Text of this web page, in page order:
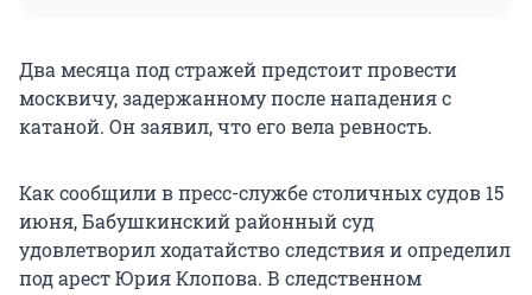
Два месяца под стражей предстоит провести
москвичу, задержанному после нападения с
катаной. Он заявил, что его вела ревность.
Как сообщили в пресс-службе столичных судов 15
июня, Бабушкинский районный суд
удовлетворил ходатайство следствия и определил
под арест Юрия Клопова. В следственном